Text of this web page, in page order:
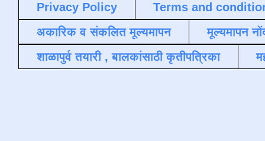
Privacy Policy
Terms and
अकारिक व संकलित मूल्यमापन
मूल्यमापन
शाळापुर्व तयारी , बालकांसाठी कृतीपत्रिका